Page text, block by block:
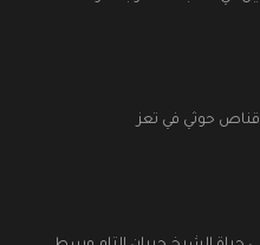
قناص حوثي في تعز